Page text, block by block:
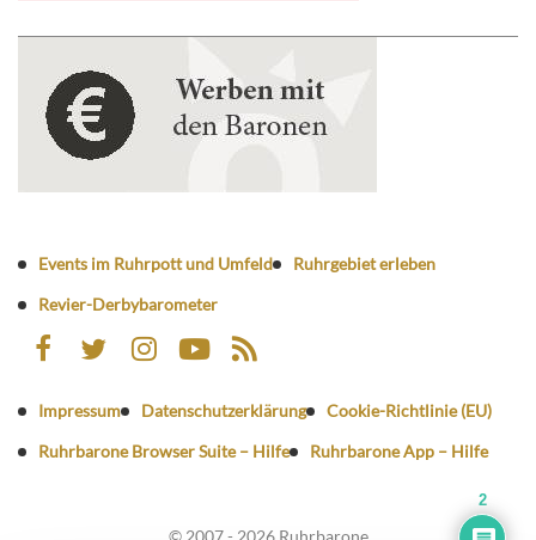
Events im Ruhrpott und Umfeld
Ruhrgebiet erleben
Revier-Derbybarometer
Impressum Datenschutzerklärung
Cookie-Richtlinie (EU)
Ruhrbarone Browser Suite – Hilfe
Ruhrbarone App – Hilfe
2